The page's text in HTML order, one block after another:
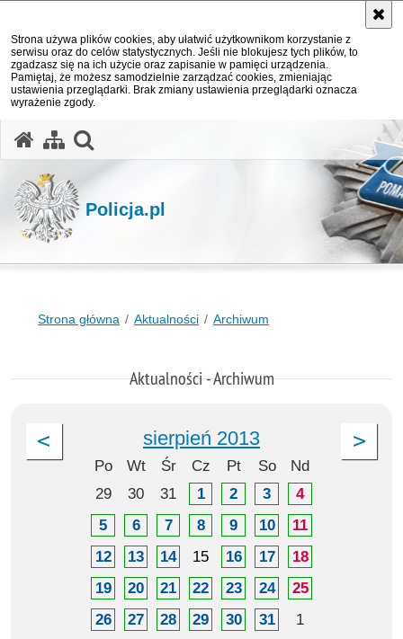
Strona używa plików cookies, aby ułatwić użytkownikom korzystanie z
serwisu oraz do celów statystycznych. Jeśli nie blokujesz tych plików, to
zgadzasz się na ich użycie oraz zapisanie w pamięci urządzenia.
Pamiętaj, że możesz samodzielnie zarządzać cookies, zmieniając
ustawienia przeglądarki. Brak zmiany ustawienia przeglądarki oznacza
wyrażenie zgody.
Policja.pl
Strona główna Aktualności Archiwum
Aktualności - Archiwum
sierpień 2013
Po Wt Śr Cz Pt So
Nd
29
30 31 1 2 3
4
5
6 7 8 9 10
11
12
13 14 15 16 17
18
19
20 21 22 23 24
25
26
27 28 29 30 31
1